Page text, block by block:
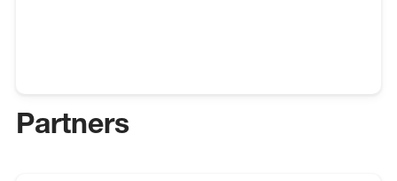
Partners